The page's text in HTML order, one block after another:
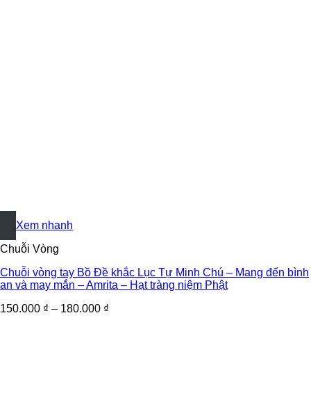
+
Xem nhanh
Chuỗi Vòng
Chuỗi vòng tay Bồ Đề khắc Lục Tự Minh Chú – Mang đến bình
an và may mắn – Amrita – Hạt tràng niệm Phật
150.000 ₫ – 180.000 ₫